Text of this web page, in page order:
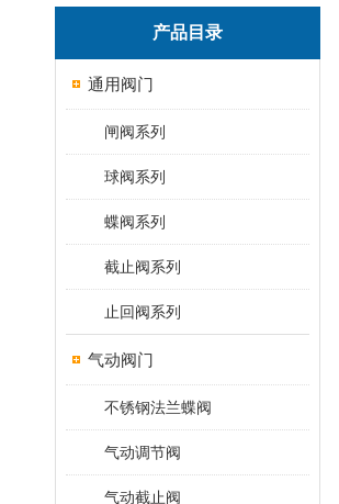
产品目录
通用阀门
闸阀系列
球阀系列
蝶阀系列
截止阀系列
止回阀系列
气动阀门
不锈钢法兰蝶阀
气动调节阀
气动截止阀